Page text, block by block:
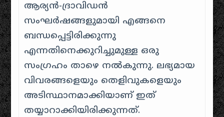
ആര്യൻ-ദ്രാവിഡൻ
സംഘർഷങ്ങളുമായി എങ്ങനെ
ബന്ധപ്പെട്ടിരിക്കുന്നു
എന്നതിനെക്കുറിച്ചുമുള്ള ഒരു
സംഗ്രഹം താഴെ നൽകുന്നു. ലഭ്യമായ
വിവരങ്ങളെയും തെളിവുകളെയും
അടിസ്ഥാനമാക്കിയാണ് ഇത്
തയ്യാറാക്കിയിരിക്കുന്നത്.